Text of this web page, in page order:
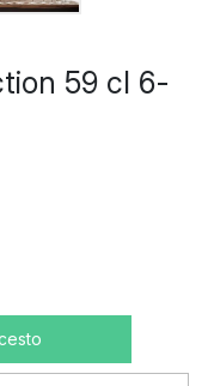
59 cl 6-